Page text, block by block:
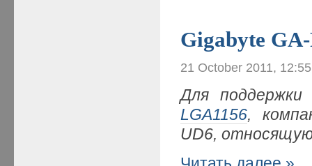
Gigabyte
21 October 2011,
Для поддержки
LGA1156,
UD6,